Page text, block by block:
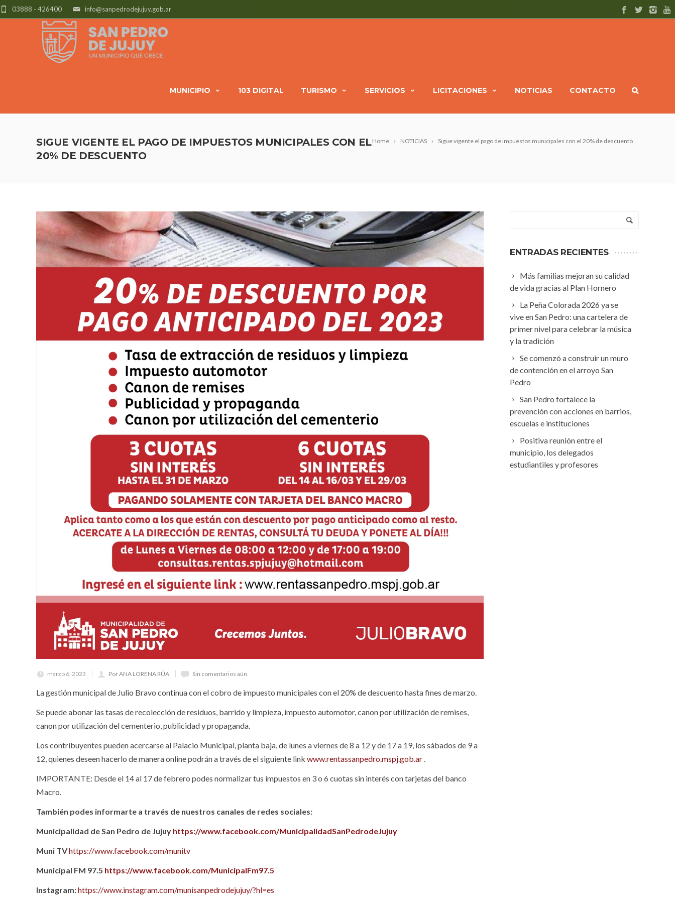
info@sanpedrodejujuy.gob.ar
03888 - 426400
MUNICIPIO 103 DIGITAL TURISMO SERVICIOS LICITACIONES NOTICIAS CONTACTO
Home NOTICIAS Sigue vigente el pago de impuestos municipales con el 20% de descuento
SIGUE VIGENTE EL PAGO DE IMPUESTOS MUNICIPALES CON EL
20% DE DESCUENTO
marzo 6, 2023 Por ANA LORENA RÚA Sin comentarios aún
La gestión municipal de Julio Bravo continua con el cobro de impuesto municipales con el 20% de descuento hasta fines de marzo.
Se puede abonar las tasas de recolección de residuos, barrido y limpieza, impuesto automotor, canon por utilización de remises,
canon por utilización del cementerio, publicidad y propaganda.
Los contribuyentes pueden acercarse al Palacio Municipal, planta baja, de lunes a viernes de 8 a 12 y de 17 a 19, los sábados de 9 a
12, quienes deseen hacerlo de manera online podrán a través de el siguiente link www.rentassanpedro.mspj.gob.ar .
IMPORTANTE: Desde el 14 al 17 de febrero podes normalizar tus impuestos en 3 o 6 cuotas sin interés con tarjetas del banco
Macro.
También podes informarte a través de nuestros canales de redes sociales:
Municipalidad de San Pedro de Jujuy https://www.facebook.com/MunicipalidadSanPedrodeJujuy
Muni TVhttps://www.facebook.com/munitv
Municipal FM 97.5 https://www.facebook.com/MunicipalFm97.5
Instagram:https://www.instagram.com/munisanpedrodejujuy/?hl=es
ENTRADAS RECIENTES
Más familias mejoran su calidad
de vida gracias al Plan Hornero
La Peña Colorada 2026 ya se
vive en San Pedro: una cartelera de
primer nivel para celebrar la música
y la tradición
Se comenzó a construir un muro
de contención en el arroyo San
Pedro
San Pedro fortalece la
prevención con acciones en barrios,
escuelas e instituciones
Positiva reunión entre el
municipio, los delegados
estudiantiles y profesores